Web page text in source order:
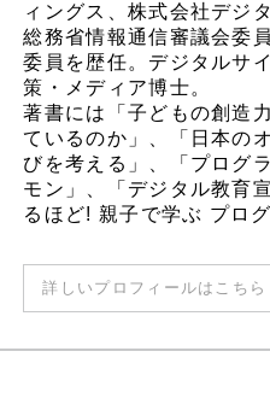
ィングス、株式会社デジ
総務省情報通信審議会委
委員を歴任。デジタルサ
策・メディア博士。
著書には「子どもの創造
ているのか」、「日本の
びを考える」、「プログ
モン」、「デジタル教育
るほど! 親子で学ぶ プロ
詳しいプロフィールはこち